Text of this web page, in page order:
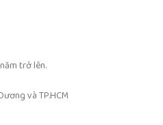
trở lên.
và TP.HCM